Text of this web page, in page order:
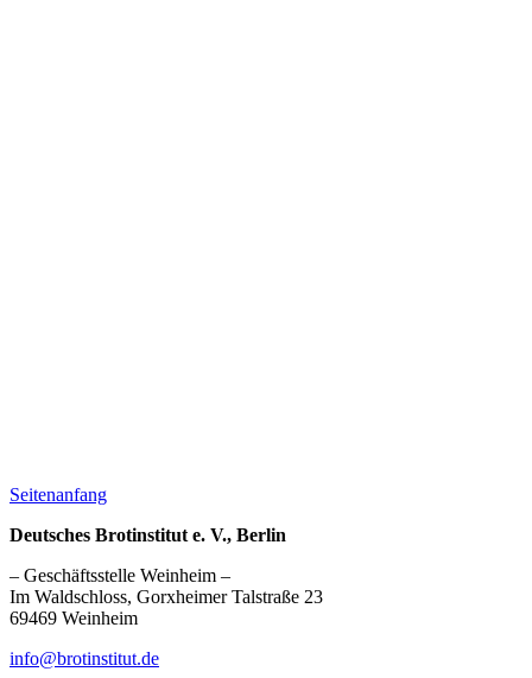
Seitenanfang
Deutsches Brotinstitut e. V., Berlin
– Geschäftsstelle Weinheim –
Im Waldschloss, Gorxheimer Talstraße 23
69469 Weinheim
info@brotinstitut.de